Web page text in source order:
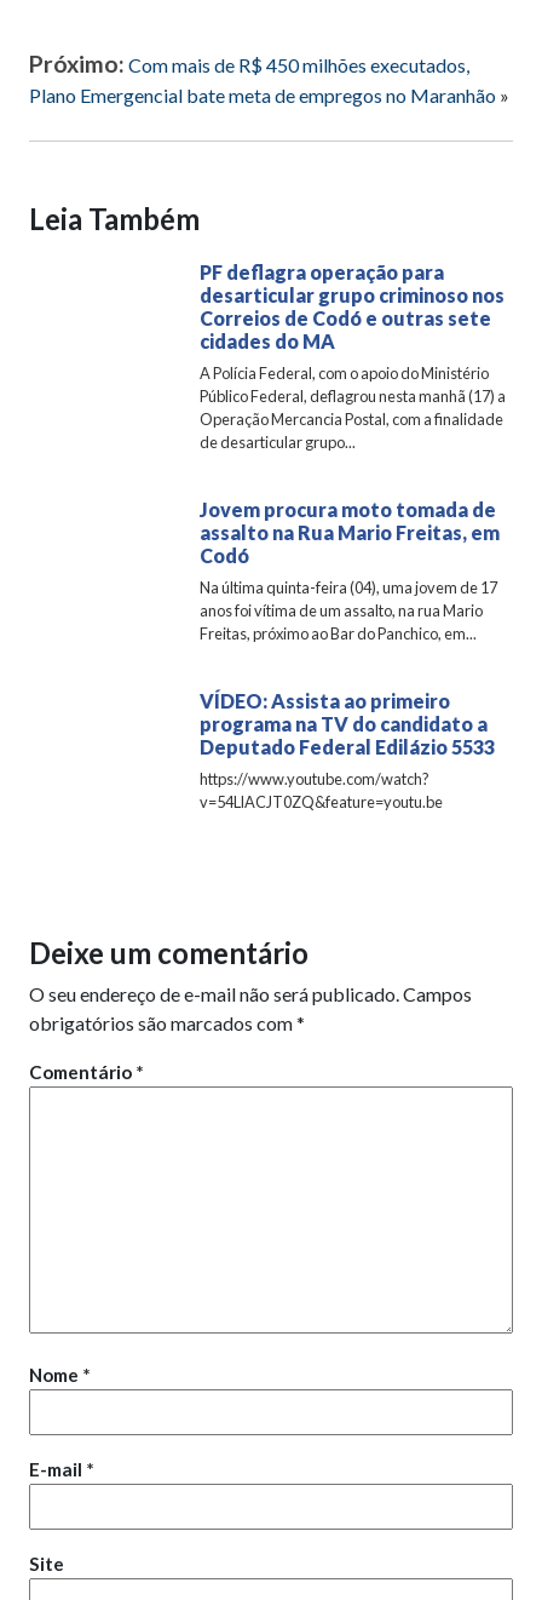
Próximo: Com mais de R$ 450 milhões executados,
Plano Emergencial bate meta de empregos no Maranhão »
Leia Também
PF deflagra operação para
desarticular grupo criminoso nos
Correios de Codó e outras sete
cidades do MA
A Polícia Federal, com o apoio do Ministério
Público Federal, deflagrou nesta manhã (17) a
Operação Mercancia Postal, com a finalidade
de desarticular grupo...
Jovem procura moto tomada de
assalto na Rua Mario Freitas, em
Codó
Na última quinta-feira (04), uma jovem de 17
anos foi vítima de um assalto, na rua Mario
Freitas, próximo ao Bar do Panchico, em...
VÍDEO: Assista ao primeiro
programa na TV do candidato a
Deputado Federal Edilázio 5533
https://www.youtube.com/watch?
v=54LlACJT0ZQ&feature=youtu.be
Deixe um comentário
O seu endereço de e-mail não será publicado.Campos
obrigatórios são marcados com*
Comentário *
Nome *
E-mail *
Site